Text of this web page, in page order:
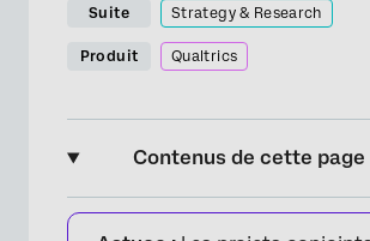
Suite Strategy & Research
Produit Qualtrics
Contenus de cette page
Comprendre les fonctions et les